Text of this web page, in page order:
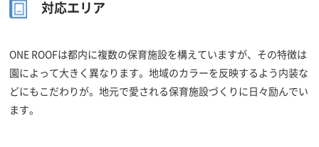
対応エリア
ONE ROOFは都内に複数の保育施設を構えていますが、その特徴は
園によって大きく異なります。地域のカラーを反映するよう内装な
どにもこだわりが。地元で愛される保育施設づくりに日々励んでい
ます。